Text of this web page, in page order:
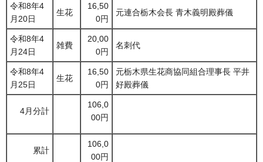
令和8年4
月20日
生花
16,50
0円
元連合栃木会長 青木義明殿葬儀
令和8年4
月24日
雑費
20,00
0円
名刺代
令和8年4
月25日
生花
16,50
0円
元栃木県生花商協同組合理事長 平井
好殿葬儀
4月分計
106,0
00円
累計
106,0
00円